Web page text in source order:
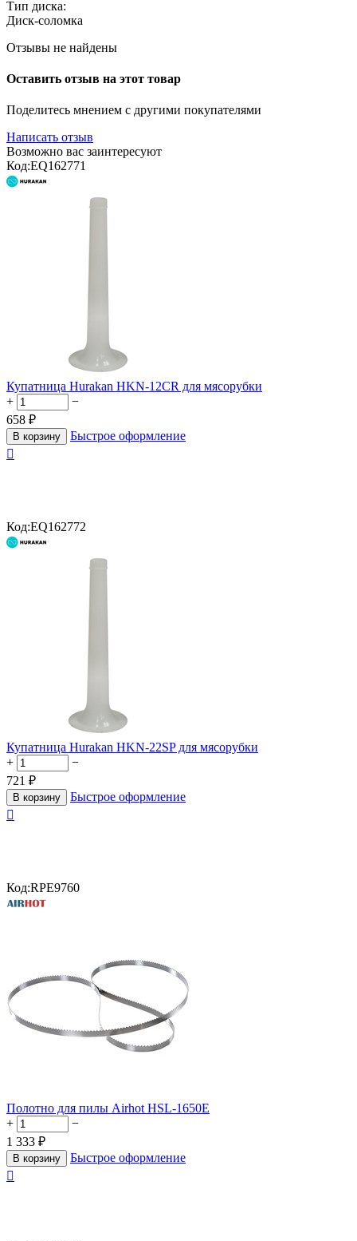
Тип диска:
Диск-соломка
Отзывы не найдены
Оставить отзыв на этот товар
Поделитесь мнением с другими покупателями
Написать отзыв
Возможно вас заинтересуют
Код:EQ162771
Купатница Hurakan HKN-12CR для мясорубки
+
−
658 ₽
В корзину
Быстрое оформление

Код:EQ162772
Купатница Hurakan HKN-22SP для мясорубки
+
−
721 ₽
В корзину
Быстрое оформление

Код:RPE9760
Полотно для пилы Airhot HSL-1650E
+
−
1 333 ₽
В корзину
Быстрое оформление
